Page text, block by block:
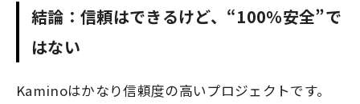
結論：信頼はできるけど、“100％安全”で
はない
Kaminoはかなり信頼度の高いプロジェクトです。